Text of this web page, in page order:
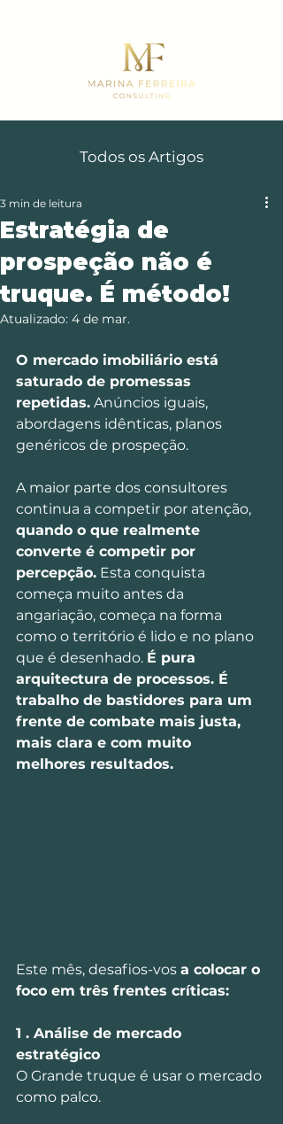
Todos os Artigos
Estratégia de
prospeção não é
truque. É método!
3 min de leitura
Atualizado: 4 de mar.
O mercado imobiliário está
saturado de promessas
repetidas. Anúncios iguais,
abordagens idênticas, planos
genéricos de prospeção.
A maior parte dos consultores
continua a competir por atenção,
quando o que realmente
converte é competir por
percepção. Esta conquista
começa muito antes da
angariação, começa na forma
como o território é lido e no plano
que é desenhado. É pura
arquitectura de processos. É
trabalho de bastidores para um
frente de combate mais justa,
mais clara e com muito
melhores resultados.
Este mês, desafios-vos a colocar o
foco em três frentes críticas:
1 . Análise de mercado
estratégico
O Grande truque é usar o mercado
como palco.